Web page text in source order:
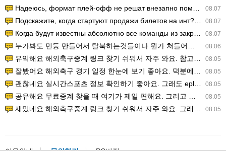
08.07
Надеюсь, формат плей-офф не решат внезапно поменять. https:/…
08.07
Подскажите, когда стартуют продажи билетов на инт? https://g…
08.07
Когда будут известны абсолютно все команды из закрытых квали…
08.06
누가봐도 민둥 만들어서 탈북하는것들이나 뭔가 쳐들어오는 낌새를 미리 알아차리기 위함이지 저걸 전쟁준비라고 하…
08.05
유익해요 해외축구중계 링크 찾기 쉬워서 자주 와요. 참고로 무료스포츠중계 정보 확인할 때 출처 꼭 체크해요.…
08.05
잘봤어요 해외축구 경기 일정 한눈에 보기 좋아요. 덕분에 epl중계 볼 때 공식 중계 채널 먼저 찾아봐요. …
08.05
괜찮네요 실시간스포츠 정보 확인하기 좋아요. 그래도 epl중계 볼 때 공식 중계 채널 먼저 찾아봐요. 북마크…
08.05
공유해요 무료중계 찾을 때 여기가 제일 편해요. 그리고 무료스포츠중계 정보 확인할 때 출처 꼭 체크해요. 앞…
08.05
재밌네요 해외축구중계 링크 찾기 쉬워서 자주 와요. 그래서 해외축구중계도 정식 서비스로 봐야 안전해요. 다음…